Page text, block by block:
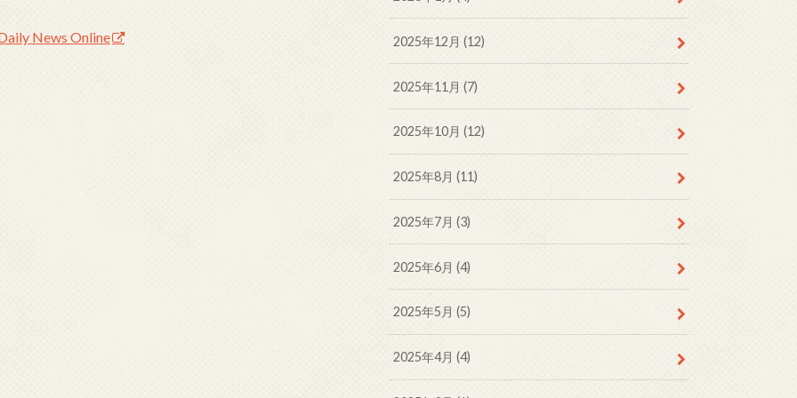
News Online 2025年12月 (12)
2025年11月 (7)
2025年10月 (12)
2025年8月 (11)
2025年7月 (3)
2025年6月 (4)
2025年5月 (5)
2025年4月 (4)